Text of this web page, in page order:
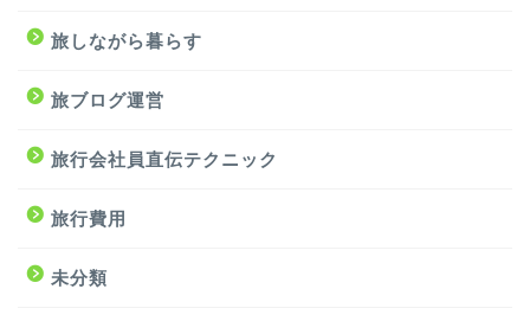
旅しながら暮らす
旅ブログ運営
旅行会社員直伝テクニック
旅行費用
未分類